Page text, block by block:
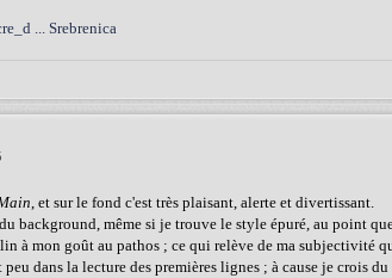
... Srebrenica
, et sur le fond c'est très plaisant, alerte et divertissant.
background, même si je trouve le style épuré, au point
à mon goût au pathos ; ce qui relève de ma subjectivité
dans la lecture des premières lignes ; à cause je crois